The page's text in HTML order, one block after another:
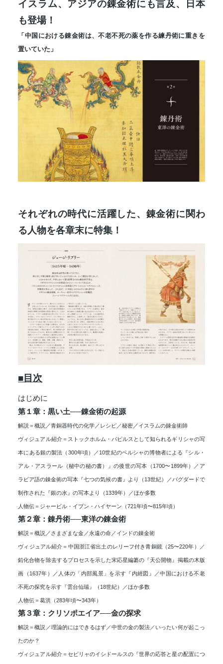
イスラム、アジアの錬金術にも言及、日本
も登場！
「中国における錬金術は、不老不死の薬を作る練丹術に重きを
置いていた」
それぞれの時代に活躍した、錬金術に関わ
る人物を各章末に特集！
■目次
はじめに
第１章：黒い土──錬金術の起源
解説＝概説／青銅器時代の化学／レシピ／秘密／イスラムの錬金術師
ヴィジュアル紹介＝ストックホルム・パピルスとして知られるギリシャの写
本にある銀の製法（300年頃）／10世紀のペルシャの博物者による『シル・
アル・アスラール（秘中の秘の書）』の後世の写本（1700〜1899年）／ア
ラビア語の錬金術の写本『七つの気候の書』より（13世紀）／バグダードで
制作された『銀の水』の写本より（1339年）／ほか多数
人物伝＝ジャービル・イブン・ハイヤーン（721年頃〜815年頃）
第２章：錬丹術──東洋の錬金術
解説＝概説／さまざまな金／永遠の命／インドの錬金術
ヴィジュアル紹介＝中国浙江省出土のレリーフ付き青銅鏡（25〜220年）／
鉛化合物を除去するプロセスを示した宋応星編纂の『天公開物』掲載の木版
画（1637年）／人体の「内部風景」を示す『内經図』／中国における不老
不死の探究を示す『雲台仙瑞』（18世紀）／ほか多数
人物伝＝葛洪（283年頃〜343年）
第３章：クリソポエイア──金の探求
解説＝概説／理論的にはできるはず／中世の金の製法／いったい何が起こっ
たのか？
ヴィジュアル紹介＝セビリャのイシドールスの『世界の応答と星の配置につ